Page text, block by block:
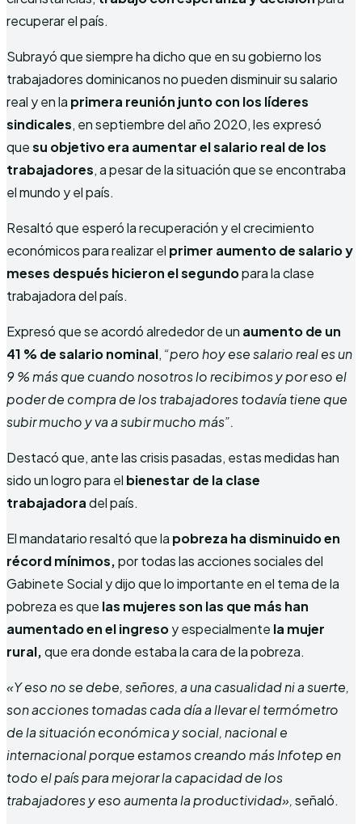
recuperar el país.
Subrayó que siempre ha dicho que en su gobierno los
trabajadores dominicanos no pueden disminuir su salario
real y en la primera reunión junto con los líderes
sindicales, en septiembre del año 2020, les expresó
quesu objetivo era aumentar el salario real de los
trabajadores, a pesar de la situación que se encontraba
el mundo y el país.
Resaltó que esperó la recuperación y el crecimiento
económicos para realizar el primer aumento de salario y
meses después hicieron el segundopara la clase
trabajadora del país.
Expresó que se acordó alrededor de un aumento de un
41 % de salario nominal, “pero hoy ese salario real es un
9 % más que cuando nosotros lo recibimos y por eso el
poder de compra de los trabajadores todavía tiene que
subir mucho y va a subir mucho más”.
Destacó que, ante las crisis pasadas, estas medidas han
sido un logro para el bienestar de la clase
trabajadoradel país.
El mandatario resaltó que la pobreza ha disminuido en
récord mínimos,por todas las acciones sociales del
Gabinete Social y dijo que lo importante en el tema de la
pobreza es que las mujeres son las que más han
aumentado en el ingresoy especialmente la mujer
rural,que era donde estaba la cara de la pobreza.
«Y eso no se debe, señores, a una casualidad ni a suerte,
son acciones tomadas cada día a llevar el termómetro
de la situación económica y social, nacional e
internacional porque estamos creando más Infotep en
todo el país para mejorar la capacidad de los
trabajadores y eso aumenta la productividad»,señaló.